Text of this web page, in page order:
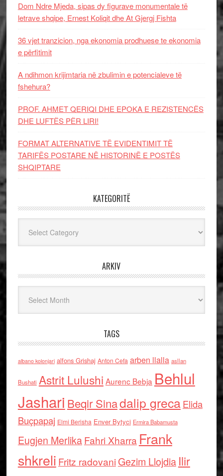
Dom Ndre Mjeda, sipas dy figurave monumentale të
letrave shqipe, Ernest Koliqit dhe At Gjergj Fishta
36 vjet tranzicion, nga ekonomia prodhuese te ekonomia
e përfitimit
A ndihmon krijimtaria në zbulimin e potencialeve të
fshehura?
PROF. AHMET QERIQI DHE EPOKA E REZISTENCЁS
DHE LUFTЁS PЁR LIRI!
FORMAT ALTERNATIVE TË EVIDENTIMIT TË
TARIFËS POSTARE NË HISTORINË E POSTËS
SHQIPTARE
KATEGORITË
ARKIV
TAGS
albano kolonjari alfons Grishaj Anton Cefa arben llalla asllan
Bushati Astrit Lulushi Aurenc Bebja Behlul
Jashari Beqir Sinadalip grecaElida
Buçpapaj Elmi Berisha Enver Bytyci Ermira Babamusta
Eugjen MerlikaFahri Xharra Frank
shkreli Fritz radovaniGezim Llojdia Ilir